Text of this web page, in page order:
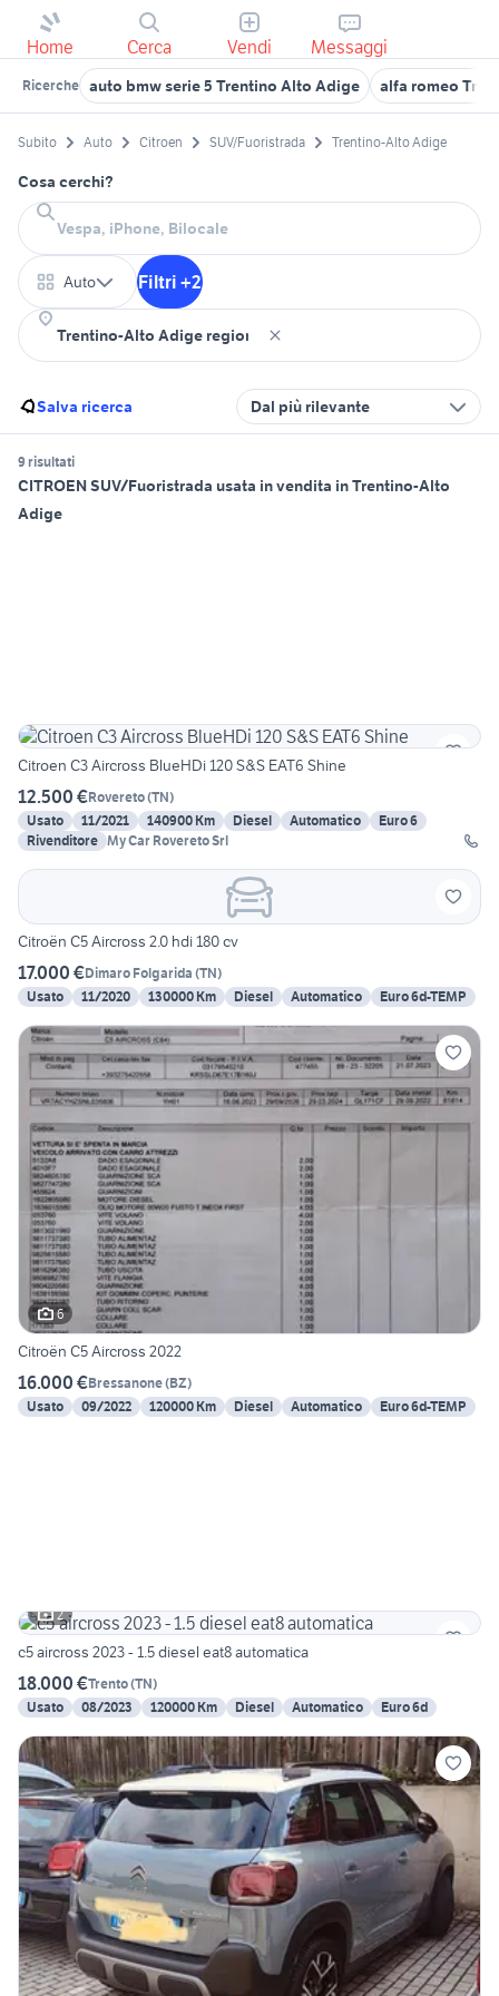
Home Cerca Vendi Messaggi
Ricerche auto bmw serie 5 Trentino Alto Adige alfa romeo
Subito Auto Citroen SUV/Fuoristrada Trentino-Alto Adige
Cosa cerchi?
Auto Filtri +2
Salva ricerca Dal più rilevante
9 risultati
CITROEN SUV/Fuoristrada usata in vendita in Trentino-Alto
Adige
Citroen C3 Aircross BlueHDi 120 S&S EAT6 Shine
12.500 €Rovereto(TN)
Usato
11/2021 140900 Km Diesel Automatico
Euro 6
Rivenditore My Car Rovereto Srl
Citroën C5 Aircross 2.0 hdi 180 cv
17.000 €Dimaro Folgarida (TN)
Usato
11/2020 130000 Km Diesel Automatico Euro 6d-TEMP
6
Citroën C5 Aircross 2022
16.000 €Bressanone(BZ)
Usato
09/2022 120000 Km Diesel Automatico Euro 6d-TEMP
2
c5 aircross 2023 - 1.5 diesel eat8 automatica
18.000 €Trento(TN)
Usato
08/2023 120000 Km Diesel Automatico Euro 6d